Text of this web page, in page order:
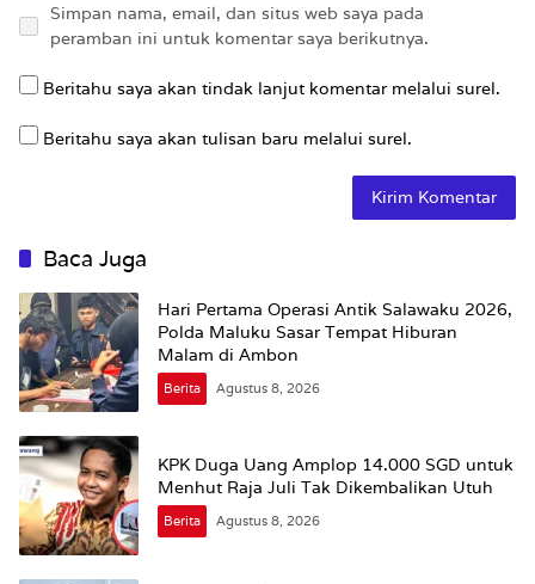
Simpan nama, email, dan situs web saya pada
peramban ini untuk komentar saya berikutnya.
Beritahu saya akan tindak lanjut komentar melalui surel.
Beritahu saya akan tulisan baru melalui surel.
Baca Juga
Hari Pertama Operasi Antik Salawaku 2026,
Polda Maluku Sasar Tempat Hiburan
Malam di Ambon
Berita Agustus 8, 2026
KPK Duga Uang Amplop 14.000 SGD untuk
Menhut Raja Juli Tak Dikembalikan Utuh
Berita Agustus 8, 2026